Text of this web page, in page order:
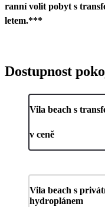
ranní volit pobyt s
letem.***
Dostupnost
Vila beach s
v ceně
Vila beach s
hydroplánem